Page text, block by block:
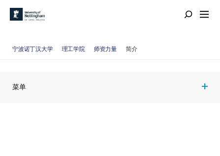
宁波诺丁汉大学 理工学院 师资力量 简介
菜单